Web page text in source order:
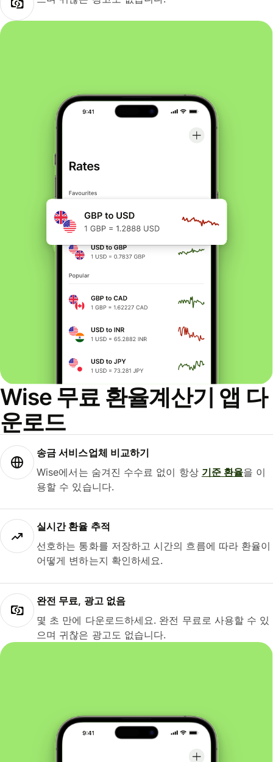
Wise 무료 환율계산기 앱 다
운로드
송금 서비스업체 비교하기
Wise에서는 숨겨진 수수료 없이 항상 기준 환율을 이
용할 수 있습니다.
실시간 환율 추적
선호하는 통화를 저장하고 시간의 흐름에 따라 환율이
어떻게 변하는지 확인하세요.
완전 무료, 광고 없음
몇 초 만에 다운로드하세요. 완전 무료로 사용할 수 있
으며 귀찮은 광고도 없습니다.